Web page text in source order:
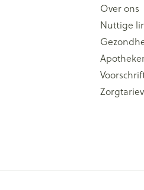
Over ons
Nuttige